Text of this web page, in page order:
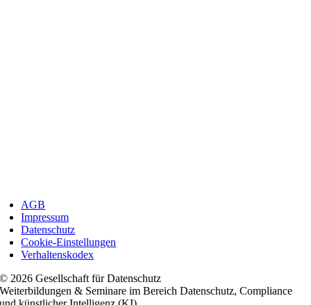
AGB
Impressum
Datenschutz
Cookie-Einstellungen
Verhaltenskodex
© 2026 Gesellschaft für Datenschutz
Weiterbildungen & Seminare im Bereich Datenschutz, Compliance